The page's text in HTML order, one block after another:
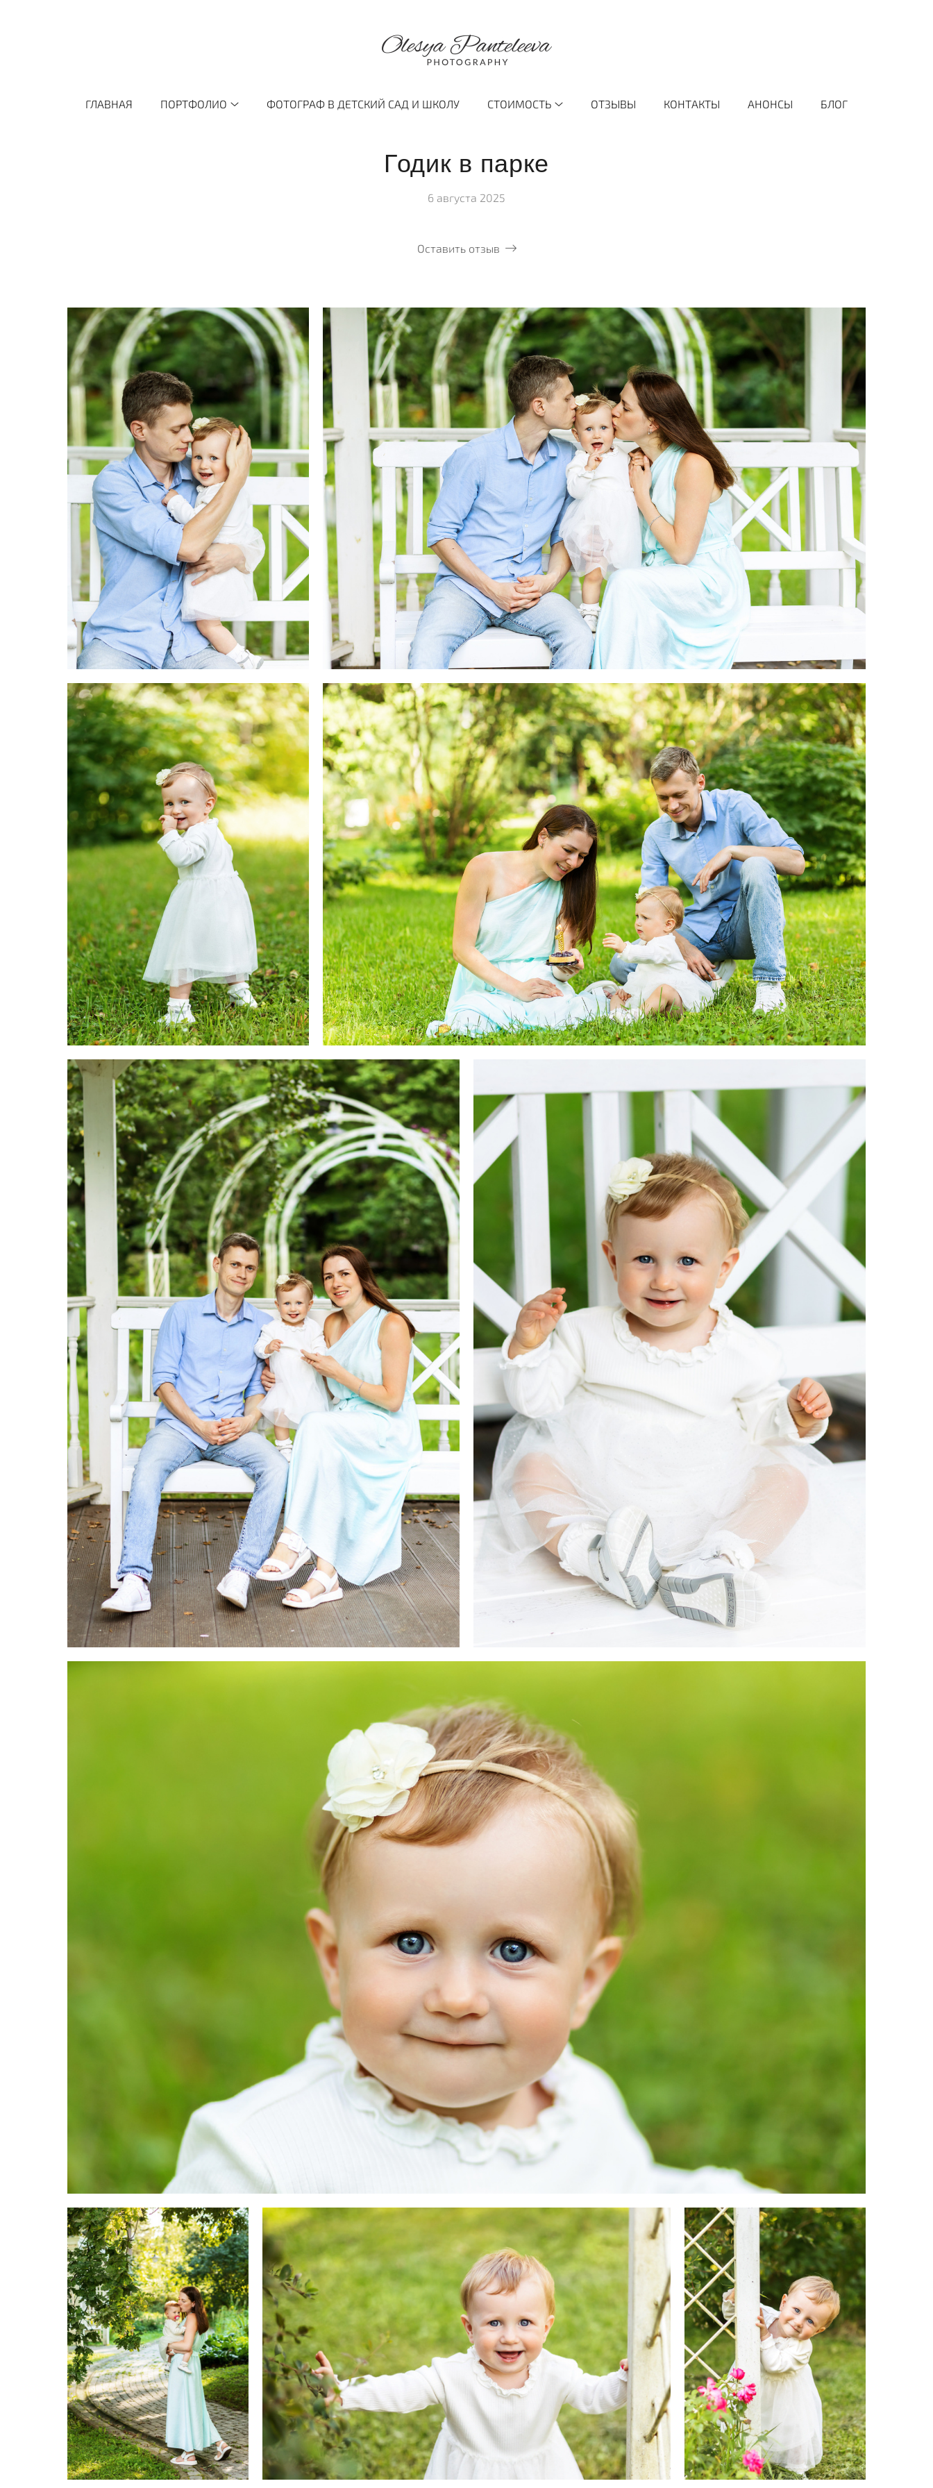
ГЛАВНАЯ ПОРТФОЛИО ФОТОГРАФ В ДЕТСКИЙ САД И ШКОЛУ СТОИМОСТЬ ОТЗЫВЫ КОНТАКТЫ АНОНСЫ БЛОГ
Годик в парке
6 августа 2025
Оставить отзыв